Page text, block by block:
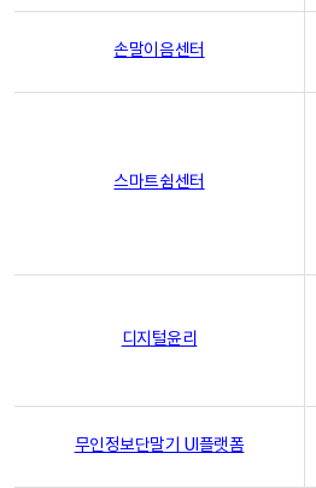
손말이음센터
스마트쉼센터
디지털윤리
무인정보단말기 UI플랫폼